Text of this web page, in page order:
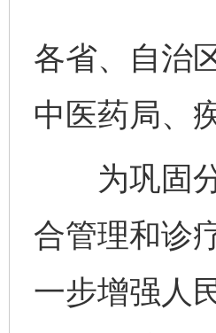
各省、自治
中医药局、
为巩固分
合管理和诊
一步增强人